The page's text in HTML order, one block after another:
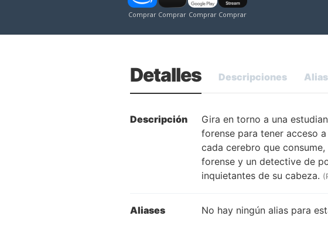
Detalles Descripciones
Descripción
Gira en torno a una
forense para tener acceso
cada cerebro que
forense y un detective de
inquietantes de su cabeza.
Aliases No hay ningún alias para